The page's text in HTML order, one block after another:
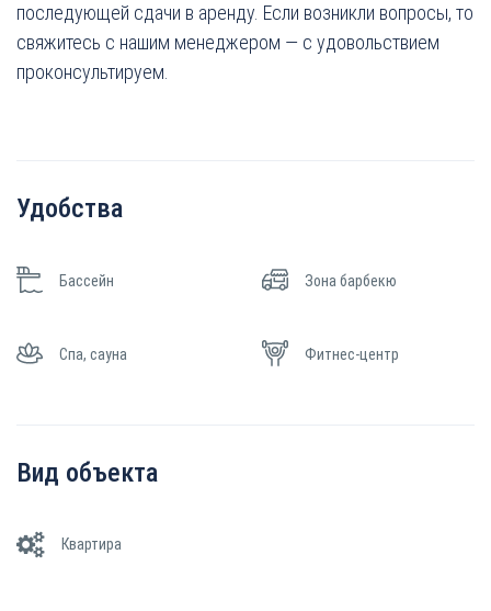
последующей сдачи в аренду. Если возникли вопросы, то
свяжитесь с нашим менеджером — с удовольствием
проконсультируем.
Удобства
Бассейн Зона барбекю
Спа, сауна Фитнес-центр
Вид объекта
Квартира